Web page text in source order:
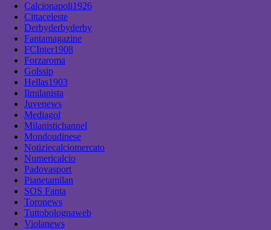
Calcionapoli1926
Cittaceleste
Derbyderbyderby
Fantamagazine
FCInter1908
Forzaroma
Golssip
Hellas1903
Ilmilanista
Juvenews
Mediagol
Milanistichannel
Mondoudinese
Notiziecalciomercato
Numericalcio
Padovasport
Pianetamilan
SOS Fanta
Toronews
Tuttobolognaweb
Violanews